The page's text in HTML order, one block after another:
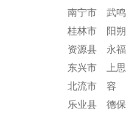
南宁市 武
桂林市 阳
资源县 永
东兴市 上
北流市 容
乐业县 德